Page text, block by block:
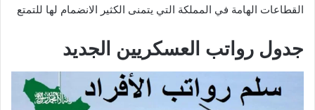
القطاعات الهامة في المملكة التي يتمنى الكثير الانضمام لها للتمتع
جدول رواتب العسكريين الجديد